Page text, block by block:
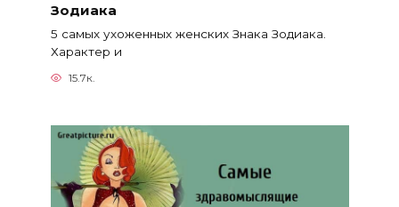
Зодиака
5 самых ухоженных женских Знака Зодиака.
Характер и
15.7к.